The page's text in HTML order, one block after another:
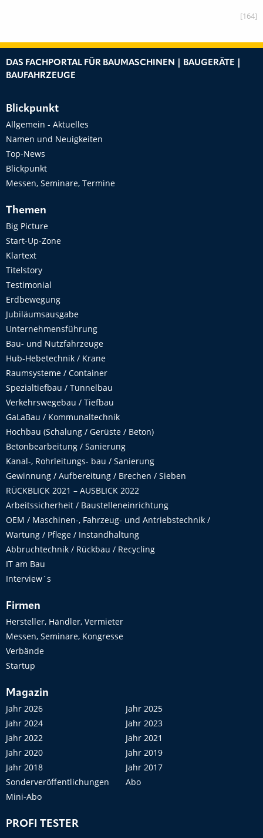
[164]
DAS FACHPORTAL FÜR BAUMASCHINEN | BAUGERÄTE |
BAUFAHRZEUGE
Blickpunkt
Allgemein - Aktuelles
Namen und Neuigkeiten
Top-News
Blickpunkt
Messen, Seminare, Termine
Themen
Big Picture
Start-Up-Zone
Klartext
Titelstory
Testimonial
Erdbewegung
Jubiläumsausgabe
Unternehmensführung
Bau- und Nutzfahrzeuge
Hub-Hebetechnik / Krane
Raumsysteme / Container
Spezialtiefbau / Tunnelbau
Verkehrswegebau / Tiefbau
GaLaBau / Kommunaltechnik
Hochbau (Schalung / Gerüste / Beton)
Betonbearbeitung / Sanierung
Kanal-, Rohrleitungs- bau / Sanierung
Gewinnung / Aufbereitung / Brechen / Sieben
RÜCKBLICK 2021 – AUSBLICK 2022
Arbeitssicherheit / Baustelleneinrichtung
OEM / Maschinen-, Fahrzeug- und Antriebstechnik /
Wartung / Pflege / Instandhaltung
Abbruchtechnik / Rückbau / Recycling
IT am Bau
Interview´s
Firmen
Hersteller, Händler, Vermieter
Messen, Seminare, Kongresse
Verbände
Startup
Magazin
Jahr 2026
Jahr 2025
Jahr 2024
Jahr 2023
Jahr 2022
Jahr 2021
Jahr 2020
Jahr 2019
Jahr 2018
Jahr 2017
Sonderveröffentlichungen
Abo
Mini-Abo
PROFI TESTER